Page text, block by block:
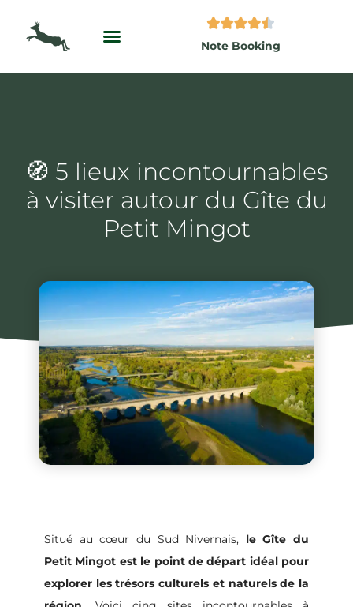
Note Booking
🧭 5 lieux incontournables
à visiter autour du Gîte du
Petit Mingot
Situé au cœur du Sud Nivernais, le Gîte du
Petit Mingot est le point de départ idéal pour
explorer les trésors culturels et naturels de la